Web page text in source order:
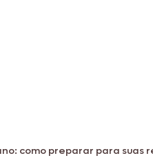
como preparar para suas